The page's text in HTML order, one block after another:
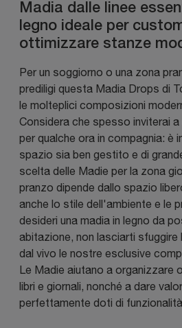
Madia dalle linee
legno ideale per
ottimizzare stanze
Per un soggiorno o una zona
prediligi questa Madia Drops di
le molteplici composizioni
Considera che spesso inviterai
per qualche ora in compagnia: è
spazio sia ben gestito e di
scelta delle Madie per la zona
pranzo dipende dallo spazio
anche lo stile dell'ambiente e le
desideri una madia in legno da
abitazione, non lasciarti
dal vivo le nostre esclusive
Le Madie aiutano a
libri e giornali, nonché a dare
perfettamente doti di